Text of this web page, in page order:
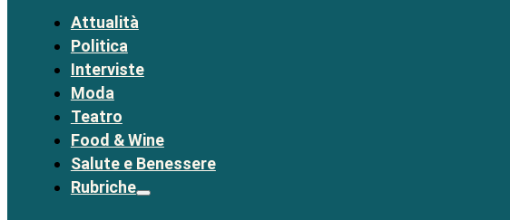
Attualità
Politica
Interviste
Moda
Teatro
Food & Wine
Salute e Benessere
Rubriche